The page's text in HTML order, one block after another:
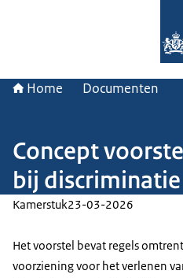
Home Documenten
Concept
bij discriminatie
Kamerstuk23-03-2026
Het voorstel bevat regels
voorziening voor het verlenen